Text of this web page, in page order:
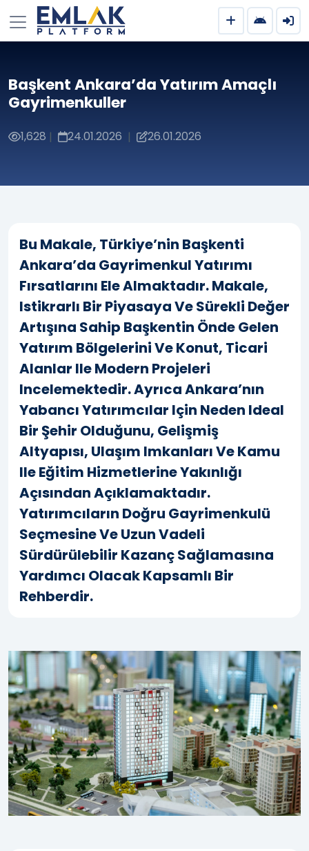
Başkent Ankara’da Yatırım Amaçlı
Gayrimenkuller
1,628 | 24.01.2026 | 26.01.2026
Bu Makale, Türkiye’nin Başkenti
Ankara’da Gayrimenkul Yatırımı
Fırsatlarını Ele Almaktadır. Makale,
Istikrarlı Bir Piyasaya Ve Sürekli Değer
Artışına Sahip Başkentin Önde Gelen
Yatırım Bölgelerini Ve Konut, Ticari
Alanlar Ile Modern Projeleri
Incelemektedir. Ayrıca Ankara’nın
Yabancı Yatırımcılar Için Neden Ideal
Bir Şehir Olduğunu, Gelişmiş
Altyapısı, Ulaşım Imkanları Ve Kamu
Ile Eğitim Hizmetlerine Yakınlığı
Açısından Açıklamaktadır.
Yatırımcıların Doğru Gayrimenkulü
Seçmesine Ve Uzun Vadeli
Sürdürülebilir Kazanç Sağlamasına
Yardımcı Olacak Kapsamlı Bir
Rehberdir.